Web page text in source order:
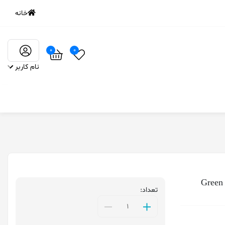
خانه
0
0
نام کاربر
تعداد: